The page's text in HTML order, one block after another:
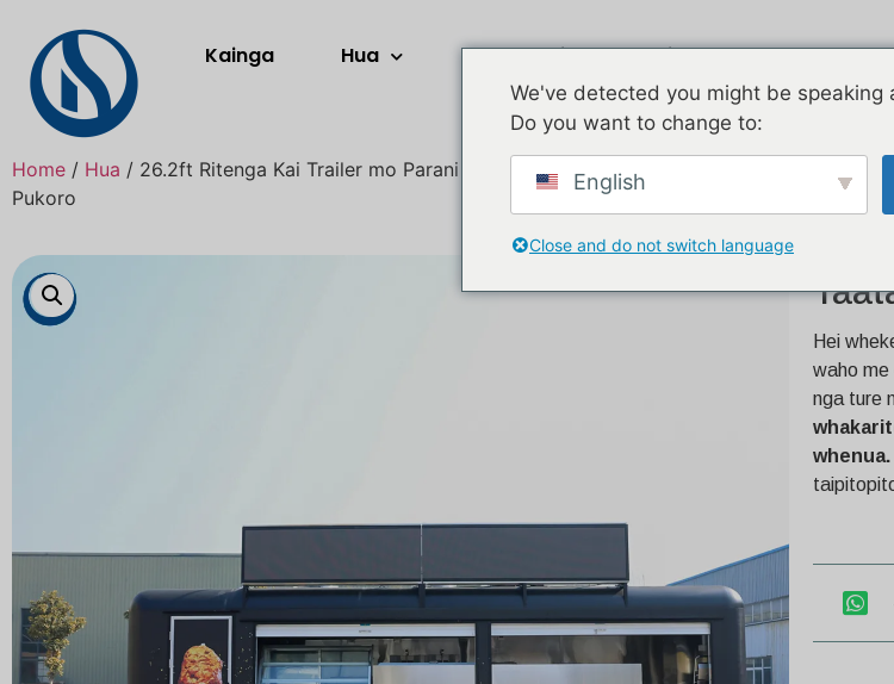
Kainga Hua Rererangi Piauau E rua
Home / Hua / 26.2ft Ritenga Kai Trailer mo Parani | Te Taataki Whakaata Waea
Pukoro
Hei
waho
nga ture
whenua.
We've detected you might be speaking
Do you want to change to:
English
Close and do not switch language